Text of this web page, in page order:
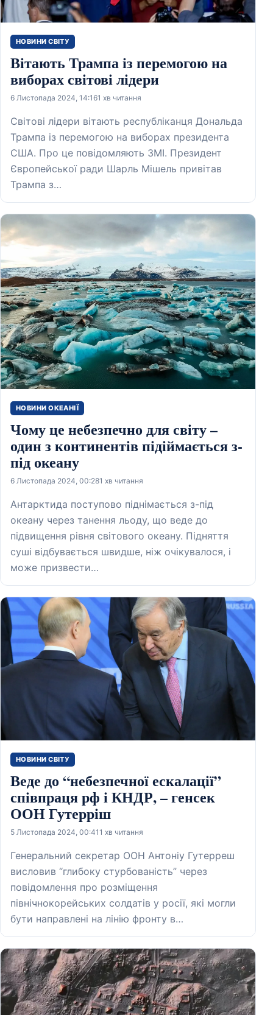
НОВИНИ СВІТУ
Вітають Трампа із перемогою на
виборах світові лідери
6 Листопада 2024, 14:161 хв читання
Світові лідери вітають республіканця Дональда
Трампа із перемогою на виборах президента
США. Про це повідомляють ЗМІ. Президент
Європейської ради Шарль Мішель привітав
Трампа з…
НОВИНИ ОКЕАНІЇ
Чому це небезпечно для світу –
один з континентів підіймається з-
під океану
6 Листопада 2024, 00:281 хв читання
Антарктида поступово піднімається з-під
океану через танення льоду, що веде до
підвищення рівня світового океану. Підняття
суші відбувається швидше, ніж очікувалося, і
може призвести…
НОВИНИ СВІТУ
Веде до “небезпечної ескалації”
співпраця рф і КНДР, – генсек
ООН Гутерріш
5 Листопада 2024, 00:411 хв читання
Генеральний секретар ООН Антоніу Гутерреш
висловив “глибоку стурбованість” через
повідомлення про розміщення
північнокорейських солдатів у росії, які могли
бути направлені на лінію фронту в…